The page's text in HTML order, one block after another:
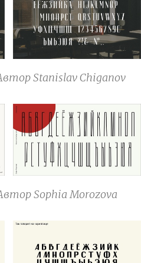
Stanislav Chiganov
Sophia Morozova